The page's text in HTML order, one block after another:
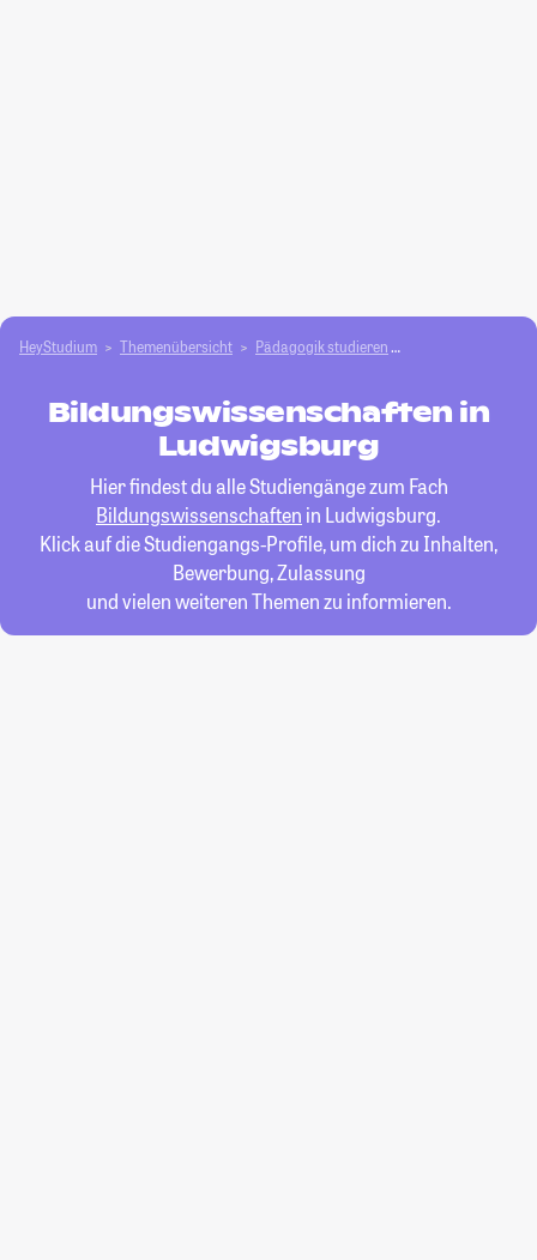
HeyStudium Themenübersicht Pädagogik studieren
Bildungswissenschaften in
Ludwigsburg
Hier findest du alle Studiengänge zum Fach
Bildungswissenschaften in Ludwigsburg.
Klick auf die Studiengangs-Profile, um dich zu Inhalten,
Bewerbung, Zulassung
und vielen weiteren Themen zu informieren.